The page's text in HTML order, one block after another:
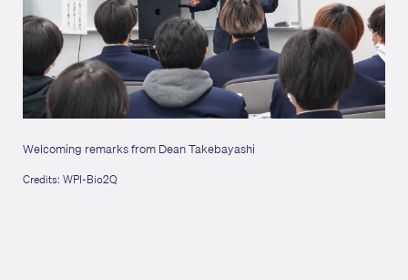
Welcoming remarks from Dean Takebayashi
Credits: WPI-Bio2Q